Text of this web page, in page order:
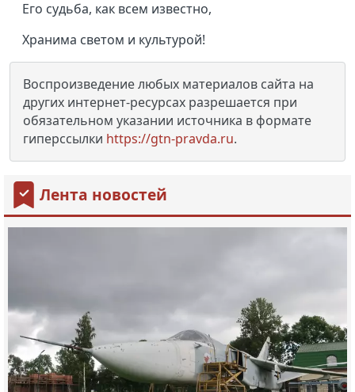
Его судьба, как всем известно,
Хранима светом и культурой!
Воспроизведение любых материалов сайта на
других интернет-ресурсах разрешается при
обязательном указании источника в формате
гиперссылки https://gtn-pravda.ru.
Лента новостей